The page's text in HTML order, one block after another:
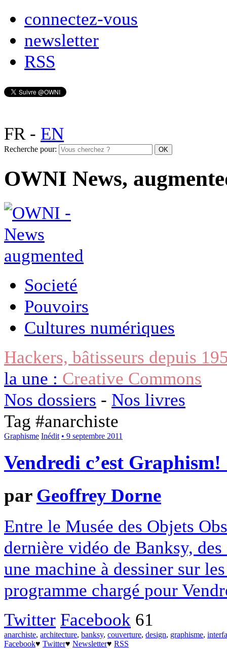
connectez-vous
newsletter
RSS
FR- EN
Recherche pour:
OWNI News,
Societé
Pouvoirs
Cultures numériques
Hackers, bâtisseurs depuis
la une : Creative Commons
Nos dossiers - Nos livres
Tag #anarchiste
Graphisme Inédit • 9 septembre 2011
Vendredi c’est Graphism!
par Geoffrey Dorne
Entre le Musée des Objets
dernière vidéo de Banksy,
une machine à dessiner sur
programme chargé pour
Twitter Facebook 61
anarchiste, architecture, banksy, couverture, design, graphisme,
Facebook♥ Twitter♥ Newsletter♥ RSS